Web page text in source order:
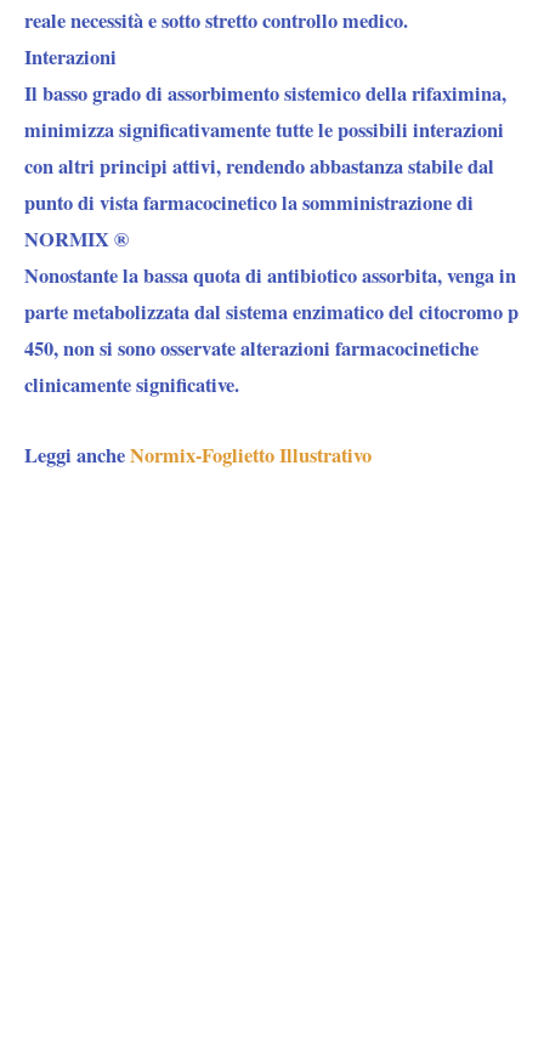
reale necessità e sotto stretto controllo medico.
Interazioni
Il basso grado di assorbimento sistemico della rifaximina,
minimizza significativamente tutte le possibili interazioni
con altri principi attivi, rendendo abbastanza stabile dal
punto di vista farmacocinetico la somministrazione di
NORMIX ®
Nonostante la bassa quota di antibiotico assorbita, venga in
parte metabolizzata dal sistema enzimatico del citocromo p
450, non si sono osservate alterazioni farmacocinetiche
clinicamente significative.
Leggi ancheNormix-Foglietto Illustrativo